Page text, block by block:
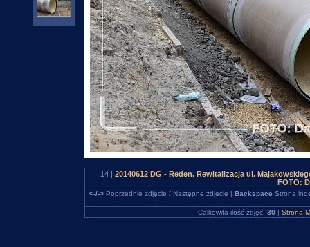
14 | 20140612 DG - Reden. Rewitalizacja ul.
FOTO:
<-/->Poprzednie zdjęcie / Następne zdjęcie | Backspace Strona
Całkowita ilość zdjęć: 30 | Strona